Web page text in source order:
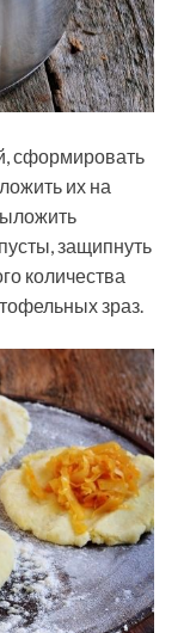
сформировать
их на
защипнуть
количества
зраз.